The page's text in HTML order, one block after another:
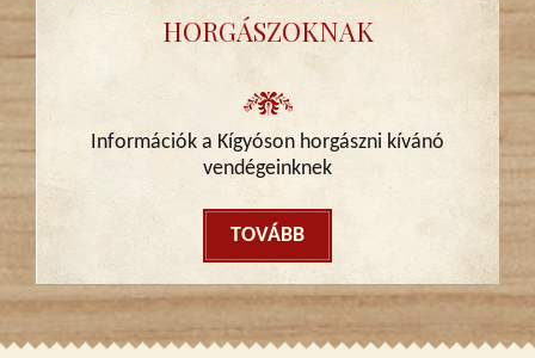
HORGÁSZOKNAK
Információk a Kígyóson horgászni kívánó
vendégeinknek
TOVÁBB